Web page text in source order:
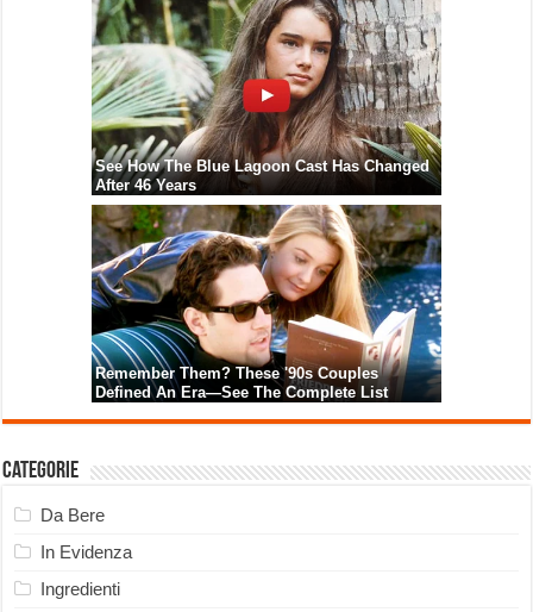
Categorie
Da Bere
In Evidenza
Ingredienti